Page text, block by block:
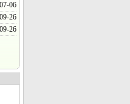
07-06
09-26
09-26